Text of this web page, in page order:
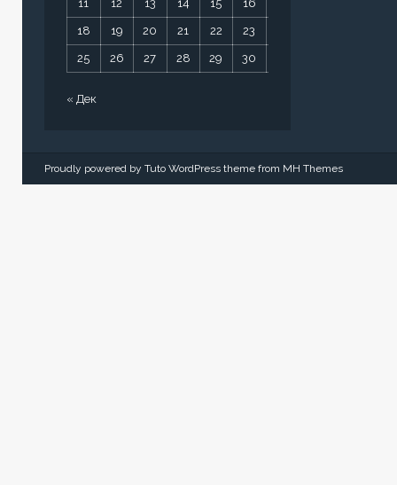
11 12 13 14 15 16
18 19 20 21 22 23
25 26 27 28 29 30
« Дек
Proudly powered by Tuto WordPress theme from MH Themes